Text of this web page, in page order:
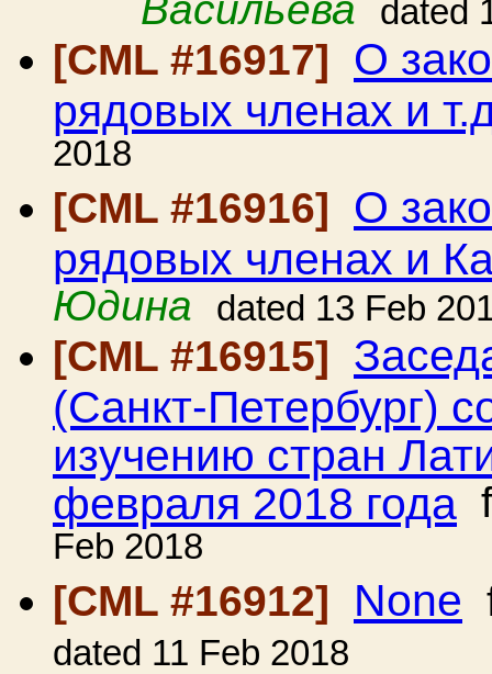
dated
[CML #16917] О
рядовых членах и
2018
[CML #16916]
О
рядовых членах и
Юдина
dated 13 Feb
[CML #16915]
(Санкт-Петербург)
изучению стран
февраля 2018 года
Feb 2018
[CML #16912]
None
dated 11 Feb 2018